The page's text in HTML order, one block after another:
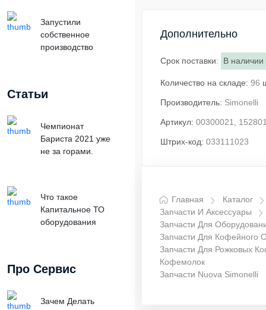
Запустили
собственное
производство
Статьи
Чемпионат
Бариста 2021 уже
не за горами.
Что такое
Капитальное ТО
оборудования
Про Сервис
Зачем Делать
Дополнительно
Срок поставки: В наличии
Количество на складе: 96
Производитель: Simonelli
Артикул: 00300021,
Штрих-код: 033111023
Главная
Каталог
Запчасти И Аксессуары
Запчасти Для
Запчасти Для Кофейного
Запчасти Для Рожковых
Кофемолок
Запчасти Nuova Simonelli